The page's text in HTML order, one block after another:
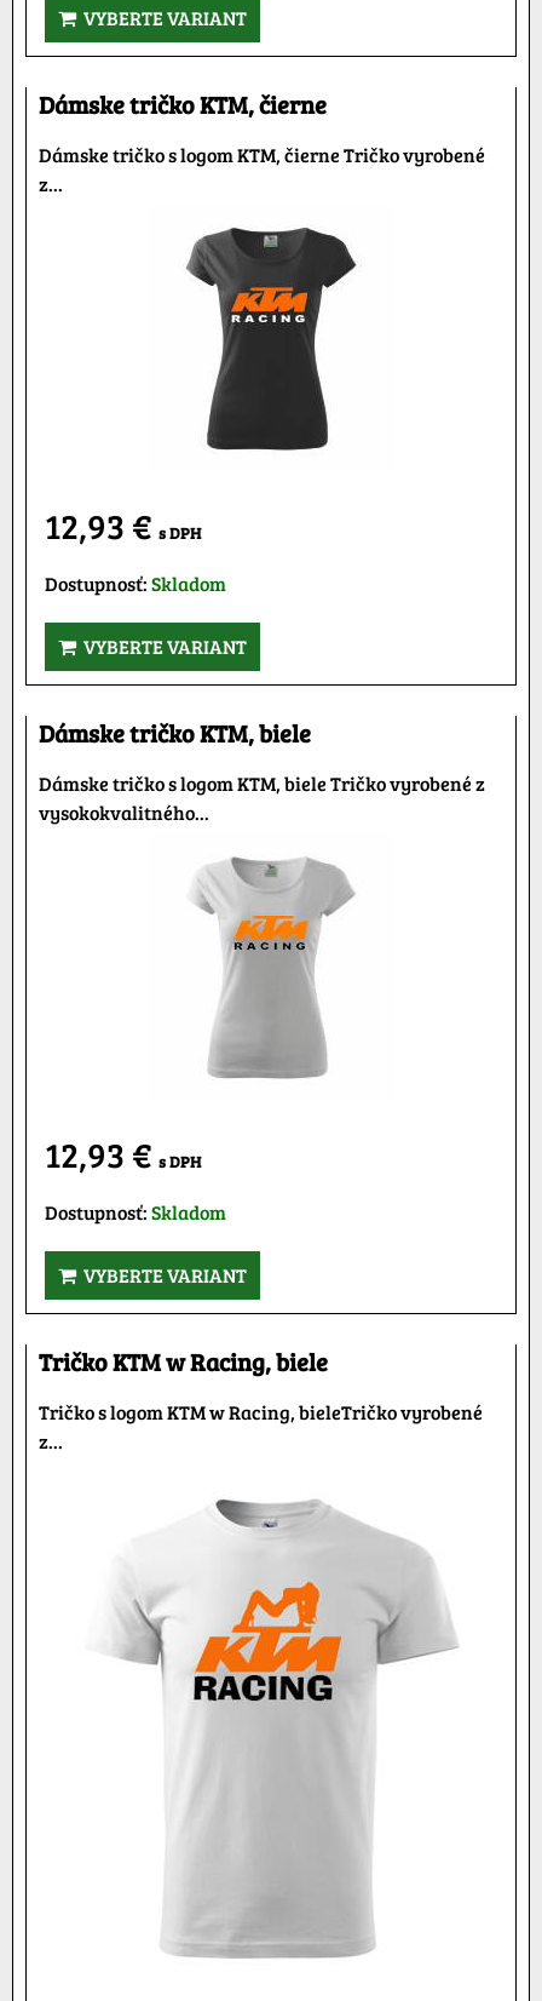
VYBERTE VARIANT
Dámske tričko KTM, čierne
Dámske tričko s logom KTM, čierne Tričko vyrobené
z...
12,93 € s DPH
Dostupnosť:Skladom
VYBERTE VARIANT
Dámske tričko KTM, biele
Dámske tričko s logom KTM, biele Tričko vyrobené z
vysokokvalitného...
12,93 € s DPH
Dostupnosť:Skladom
VYBERTE VARIANT
Tričko KTM w Racing, biele
Tričko s logom KTM w Racing, bieleTričko vyrobené
z...